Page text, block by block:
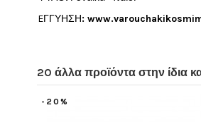
EΓΓΥΗΣΗ:
20 άλλα προϊόντα στην ίδια